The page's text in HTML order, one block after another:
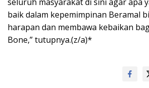
baik dalam kepemimpinan Beramal
harapan dan membawa kebaikan
Bone,” tutupnya.(z/a)*